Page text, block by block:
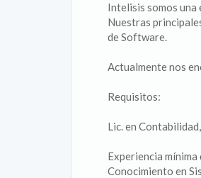
Intelisis somos una
Nuestras
de Software.
Actualmente nos
Requisitos:
Lic. en
Experiencia
Conocimiento en